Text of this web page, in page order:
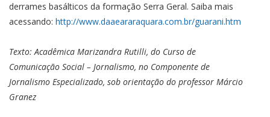
derrames basálticos da formação Serra Geral. Saiba mais
acessando: http://www.daaeararaquara.com.br/guarani.htm
Texto: Acadêmica Marizandra Rutilli, do Curso de
Comunicação Social – Jornalismo, no Componente de
Jornalismo Especializado, sob orientação do professor Márcio
Granez